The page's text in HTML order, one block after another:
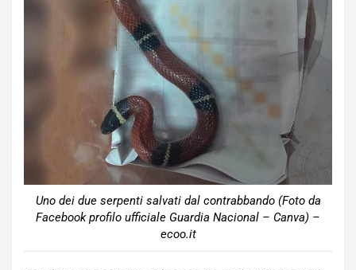
Uno dei due serpenti salvati dal contrabbando (Foto da
Facebook profilo ufficiale Guardia Nacional – Canva) –
ecoo.it